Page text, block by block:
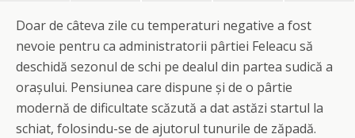
Doar de câteva zile cu temperaturi negative a fost
nevoie pentru ca administratorii pârtiei Feleacu să
deschidă sezonul de schi pe dealul din partea sudică a
orașului. Pensiunea care dispune și de o pârtie
modernă de dificultate scăzută a dat astăzi startul la
schiat, folosindu-se de ajutorul tunurile de zăpadă.